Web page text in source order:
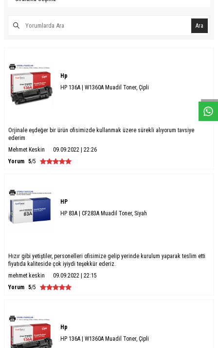
Ara
Hp
HP 136A | W1360A Muadil Toner, Çipli
Orjinale eşdeğer bir ürün ofisimizde kullanmak üzere sürekli alıyorum tavsiye
ederim
Mehmet Keskin
09.09.2022 | 22:26
Yorum 5/5
HP
HP 83A | CF283A Muadil Toner, Siyah
Hızır gibi yetiştiler, personelleri ofisimize gelip yerinde kurulum yaparak teslim etti
fiyatıda kaliteside çok iyiydi teşekkür ederiz.
mehmet keskin
09.09.2022 | 22:15
Yorum 5/5
Hp
HP 136A | W1360A Muadil Toner, Çipli